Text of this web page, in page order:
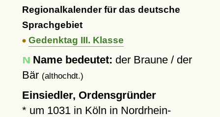
Regionalkalender für das deutsche
Sprachgebiet
Gedenktag III. Klasse
Name bedeutet: der Braune / der
Bär (althochdt.)
Einsiedler, Ordensgründer
* um 1031in Köln in Nordrhein-